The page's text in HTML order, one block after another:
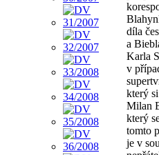
díla
a
Karla
v
který
Milan
který
tomto
je v